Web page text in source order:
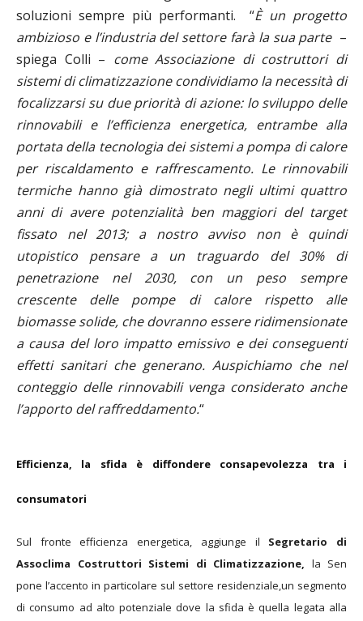
soluzioni sempre più performanti.
“È un progetto
ambizioso e l’industria del settore farà la sua parte –
spiega Colli – come Associazione di costruttori di
sistemi di climatizzazione condividiamo la necessità di
focalizzarsi su due priorità di azione: lo sviluppo delle
rinnovabili e l’efficienza energetica, entrambe alla
portata della tecnologia dei sistemi a pompa di calore
per riscaldamento e raffrescamento. Le rinnovabili
termiche hanno già dimostrato negli ultimi quattro
anni di avere potenzialità ben maggiori del target
fissato nel 2013; a nostro avviso non è quindi
utopistico pensare a un traguardo del 30% di
penetrazione nel 2030, con un peso sempre
crescente delle pompe di calore rispetto alle
biomasse solide, che dovranno essere ridimensionate
a causa del loro impatto emissivo e dei conseguenti
effetti sanitari che generano. Auspichiamo che nel
conteggio delle rinnovabili venga considerato anche
l’apporto del raffreddamento.“
Efficienza, la sfida è diffondere consapevolezza tra i
consumatori
Sul fronte efficienza energetica, aggiunge il Segretario di
Assoclima Costruttori Sistemi di Climatizzazione, la Sen
pone l’accento in particolare sul settore residenziale,un segmento
di consumo ad alto potenziale dove la sfida è quella legata alla